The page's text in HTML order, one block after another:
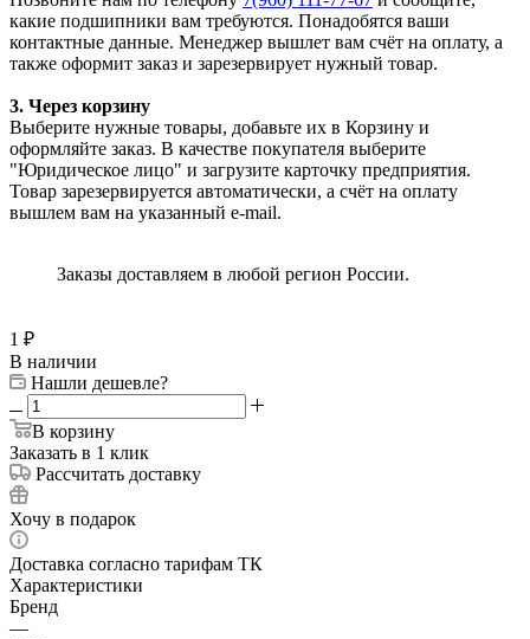
какие подшипники вам требуются. Понадобятся ваши
контактные данные. Менеджер вышлет вам счёт на оплату, а
также оформит заказ и зарезервирует нужный товар.
3. Через корзину
Выберите нужные товары, добавьте их в Корзину и
оформляйте заказ. В качестве покупателя выберите
"Юридическое лицо" и загрузите карточку предприятия.
Товар зарезервируется автоматически, а счёт на оплату
вышлем вам на указанный e-mail.
Заказы доставляем в любой регион России.
1 ₽
В наличии
Нашли дешевле?
В корзину
Заказать в 1 клик
Рассчитать доставку
Хочу в подарок
Доставка согласно тарифам ТК
Характеристики
Бренд
—